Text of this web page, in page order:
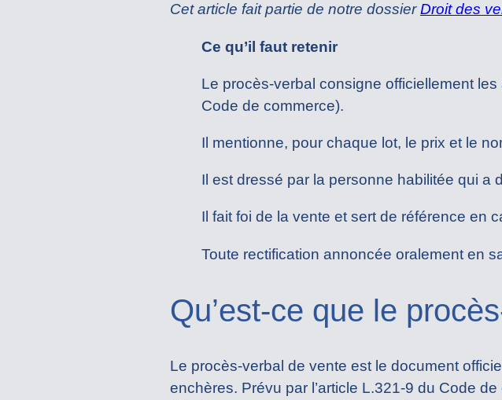
Cet article fait partie de notre dossierDroit des
Ce qu’il faut retenir
Le procès-verbal consigne officiellement
Code de commerce).
Il mentionne, pour chaque lot, le prix et le
Il est dressé par la personne habilitée qui a
Il fait foi de la vente et sert de référence en
Toute rectification annoncée oralement en
Qu’est-ce que le
Le procès-verbal de vente est le document
enchères. Prévu par l’article L.321-9 du Code